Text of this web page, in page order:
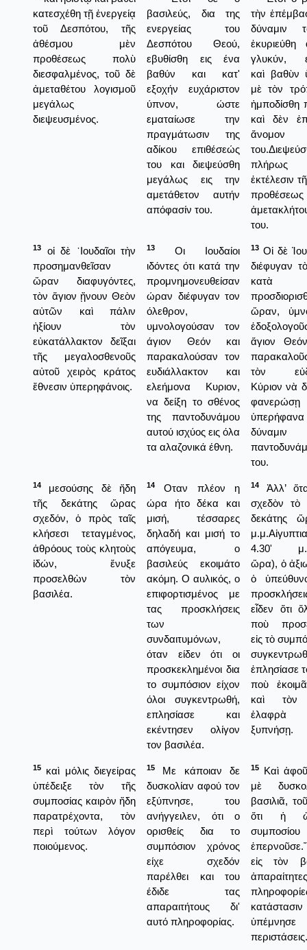
κατεσχέθη τῇ ἐνεργείᾳ
τοῦ Δεσπότου, τῆς
ἀθέσμου μὲν
προθέσεως πολὺ
διεσφαλμένος, τοῦ δὲ
ἀμεταθέτου λογισμοῦ
μεγάλως
διεψευσμένος.
βασιλεύς, δια της
ενεργείας του
Δεσπότου Θεού,
εβυθίσθη εις ένα
βαθύν και κατ'
εξοχήν ευχάριστον
ύπνον, ώστε
εματαίωσε την
πραγμάτωσιν της
αδίκου επιθέσεώς
του και διεψεύσθη
μεγάλως εις την
αμετάθετον αυτήν
απόφασίν του.
τὴν
δύναμιν
γλυκύν,
καὶ βαθὺν
μὲ τὸν
ἠμποδίσθη
καὶ δὲν
ἄνομον
πλήρως
ἐκτέλεσιν
του.
13
οἱ δὲ ᾿Ιουδαῖοι τὴν
προσημανθεῖσαν
ὥραν διαφυγόντες,
τὸν ἅγιον ᾔνουν Θεὸν
αὐτῶν καὶ πάλιν
ἠξίουν τὸν
εὐκατάλλακτον δεῖξαι
τῆς μεγαλοσθενοῦς
αὐτοῦ χειρὸς κράτος
ἔθνεσιν ὑπερηφάνοις.
13
Οι Ιουδαίοι
ιδόντες ότι κατά την
προμνημονευθείσαν
ώραν διέφυγαν τον
όλεθρον,
υμνολογούσαν τον
άγιον Θεόν και
παρακαλούσαν τον
ευδιάλλακτον και
ελεήμονα Κυριον,
να δείξη το σθένος
της παντοδυνάμου
αυτού ισχύος εις όλα
τα αλαζονικά έθνη.
13 Οἱ δὲ
διέφυγαν
ὥραν,
ἅγιον
τὸν
Κύριον νὰ
του.
14
μεσούσης δὲ ἤδη
τῆς δεκάτης ὥρας
σχεδόν, ὁ πρὸς ταῖς
κλήσεσι τεταγμένος,
ἀθρόους τοὺς κλητοὺς
ἰδών, ἔνυξε
προσελθὼν τὸν
βασιλέα.
14
Οταν πλέον η
ώρα ήτο δέκα και
μισή, τέσσαρες
δηλαδή και μισή το
απόγευμα, ο
βασιλεύς εκοιμάτο
ακόμη. Ο αυλικός, ο
επιφορτισμένος με
τας προσκλήσεις
των
συνδαιτυμόνων,
όταν είδεν ότι οι
προσκεκλημένοι δια
το συμπόσιον είχον
όλοι συγκεντρωθή,
επλησίασε και
εκέντησεν ολίγον
τον βασιλέα.
14
Ἀλλ’
σχεδὸν τὸ
δεκάτης
4.30'
ὥρα), ὁ
ὁ
εἶδεν ὅτι
ποὺ
εἰς τὸ
ἐπλησίασε
ποὺ
καὶ τὸν
ἐλαφρὰ
ξυπνήσῃ.
15
καὶ μόλις διεγείρας
ὑπέδειξε τὸν τῆς
συμποσίας καιρὸν ἤδη
παρατρέχοντα, τὸν
περὶ τούτων λόγον
ποιούμενος.
15
Με κάποιαν δε
δυσκολίαν αφού τον
εξύπνησε, του
ανήγγειλεν, ότι ο
ορισθείς δια το
συμπόσιον χρόνος
είχε σχεδόν
παρέλθει και του
έδιδε τας
απαραιτήτους δι'
αυτό πληροφορίας.
15
Καὶ
μὲ
βασιλιᾶ,
ὅτι ἡ
εἰς τὸν
ἀπαραίτητες
περιστάσεις.